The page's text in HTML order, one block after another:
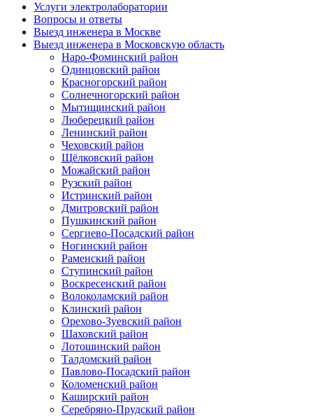
Услуги электролаборатории
Вопросы и ответы
Выезд инженера в Москве
Выезд инженера в Московскую область
Наро-Фоминский район
Одинцовский район
Красногорский район
Солнечногорский район
Мытищинский район
Люберецкий район
Ленинский район
Чеховский район
Щёлковский район
Можайский район
Рузский район
Истринский район
Дмитровский район
Пушкинский район
Сергиево-Посадский район
Ногинский район
Раменский район
Ступинский район
Воскресенский район
Волоколамский район
Клинский район
Орехово-Зуевский район
Шаховский район
Лотошинский район
Талдомский район
Павлово-Посадский район
Коломенский район
Каширский район
Серебряно-Прудский район